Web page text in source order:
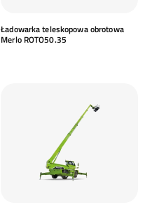
Ładowarka teleskopowa obrotowa
Merlo ROTO50.35